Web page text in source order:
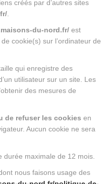
créés par d’autres sites
du-nord.fr/ est
cookie(s) sur l’ordinateur de
qui enregistre des
utilisateur sur un site. Les
des mesures de
de refuser les cookies en
Aucun cookie ne sera
durée maximale de 12 mois.
nous faisons usage des